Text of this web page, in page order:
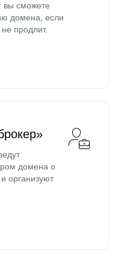
вы сможете
домена, если
продлит.
домена о
организуют